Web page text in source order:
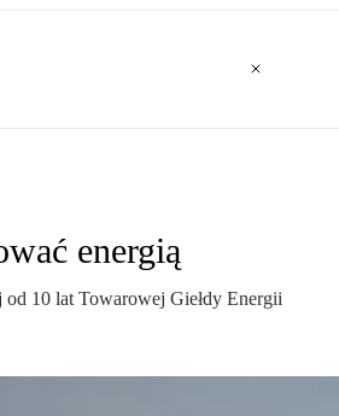
energią
10 lat Towarowej Giełdy Energii